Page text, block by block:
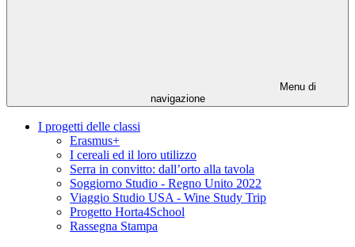
Menu di
navigazione
I progetti delle classi
Erasmus+
I cereali ed il loro utilizzo
Serra in convitto: dall’orto alla tavola
Soggiorno Studio - Regno Unito 2022
Viaggio Studio USA - Wine Study Trip
Progetto Horta4School
Rassegna Stampa